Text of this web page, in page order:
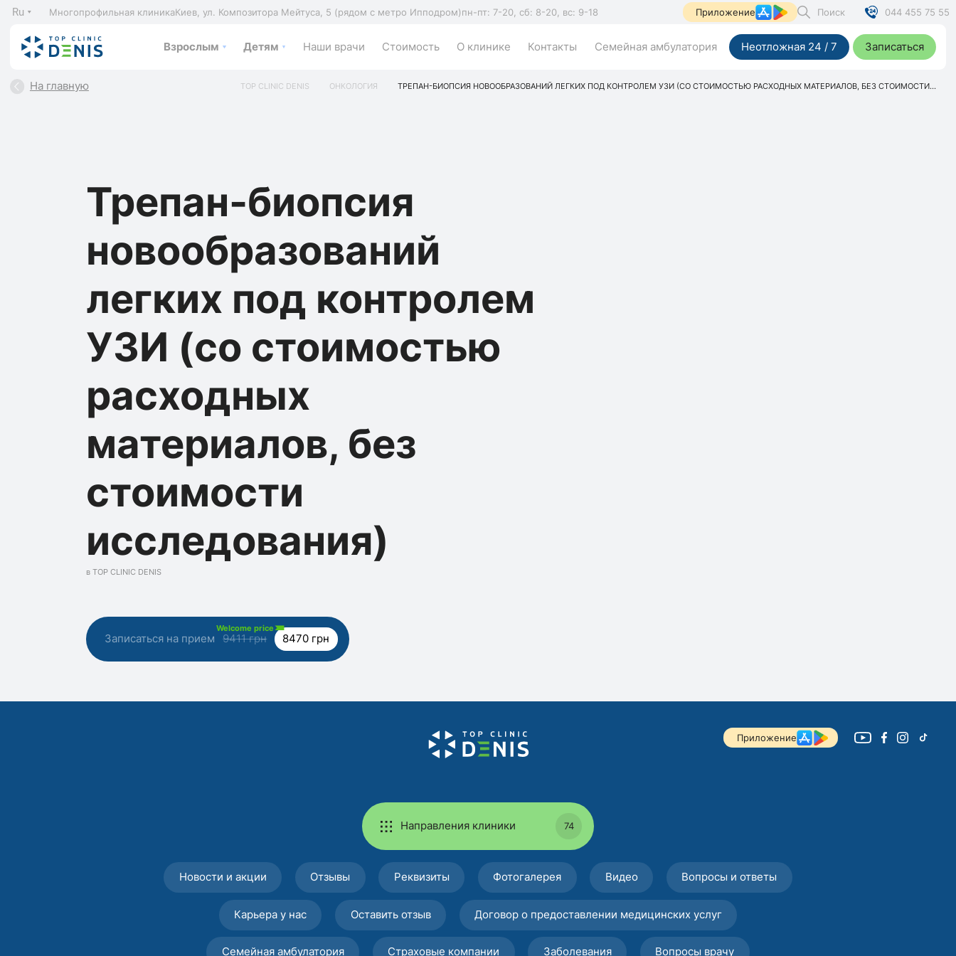
Ru Многопрофильная клиникаКиев, ул. Композитора Мейтуса, 5 (рядом с метро Ипподром)пн-пт: 7-20, сб: 8-20, вс: 9-18 Приложение Поиск 044 455 75 55
Взрослым Детям Наши врачи Стоимость О клинике Контакты Семейная амбулатория Неотложная 24 / 7 Записаться
На главную TOP CLINIC DENIS ОНКОЛОГИЯ ТРЕПАН-БИОПСИЯ НОВООБРАЗОВАНИЙ ЛЕГКИХ ПОД КОНТРОЛЕМ УЗИ (СО СТОИМОСТЬЮ РАСХОДНЫХ МАТЕРИАЛОВ, БЕЗ СТОИМОСТИ...
Трепан-биопсия
новообразований
легких под контролем
УЗИ (со стоимостью
расходных
материалов, без
стоимости
исследования)
в TOP CLINIC DENIS
Записаться на прием
Welcome price
9411 грн 8470 грн
Приложение
Направления клиники 74
Новости и акции Отзывы Реквизиты Фотогалерея Видео Вопросы и ответы
Карьера у нас Оставить отзыв Договор о предоставлении медицинских услуг
Семейная амбулатория Страховые компании Заболевания Вопросы врачу